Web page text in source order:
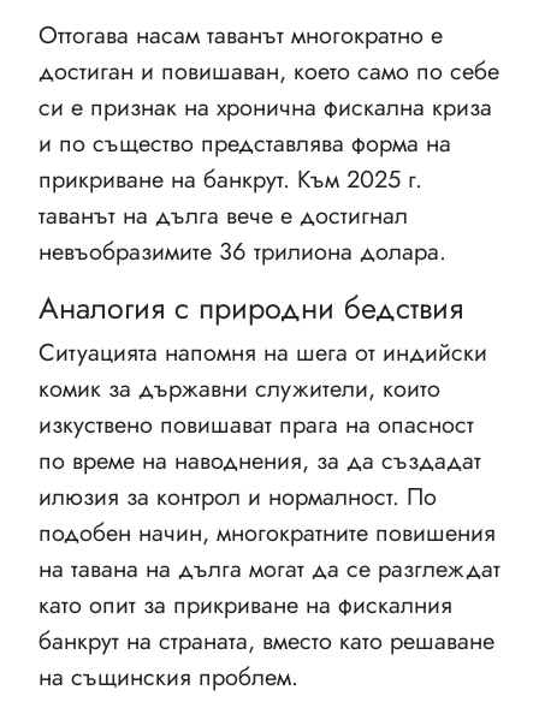
Оттогава насам таванът многократно е
достиган и повишаван, което само по себе
си е признак на хронична фискална криза
и по същество представлява форма на
прикриване на банкрут. Към 2025 г.
таванът на дълга вече е достигнал
невъобразимите 36 трилиона долара.
Аналогия с природни бедствия
Ситуацията напомня на шега от индийски
комик за държавни служители, които
изкуствено повишават прага на опасност
по време на наводнения, за да създадат
илюзия за контрол и нормалност. По
подобен начин, многократните повишения
на тавана на дълга могат да се разглеждат
като опит за прикриване на фискалния
банкрут на страната, вместо като решаване
на същинския проблем.